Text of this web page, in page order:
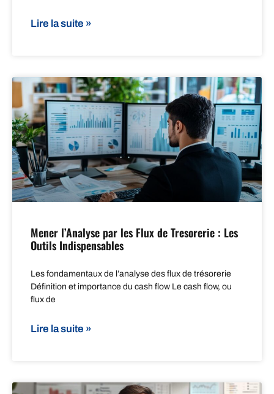
Lire la suite »
Mener l’Analyse par les Flux de Tresorerie : Les
Outils Indispensables
Les fondamentaux de l’analyse des flux de trésorerie
Définition et importance du cash flow Le cash flow, ou
flux de
Lire la suite »